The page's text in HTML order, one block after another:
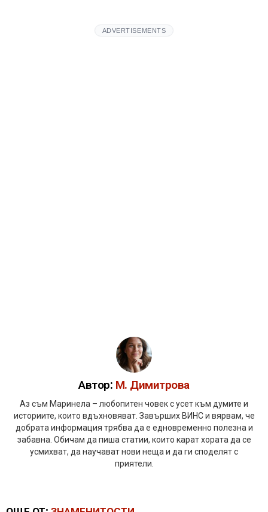
ADVERTISEMENTS
Автор: М. Димитрова
Аз съм Маринела – любопитен човек с усет към думите и
историите, които вдъхновяват. Завърших ВИНС и вярвам, че
добрата информация трябва да е едновременно полезна и
забавна. Обичам да пиша статии, които карат хората да се
усмихват, да научават нови неща и да ги споделят с
приятели.